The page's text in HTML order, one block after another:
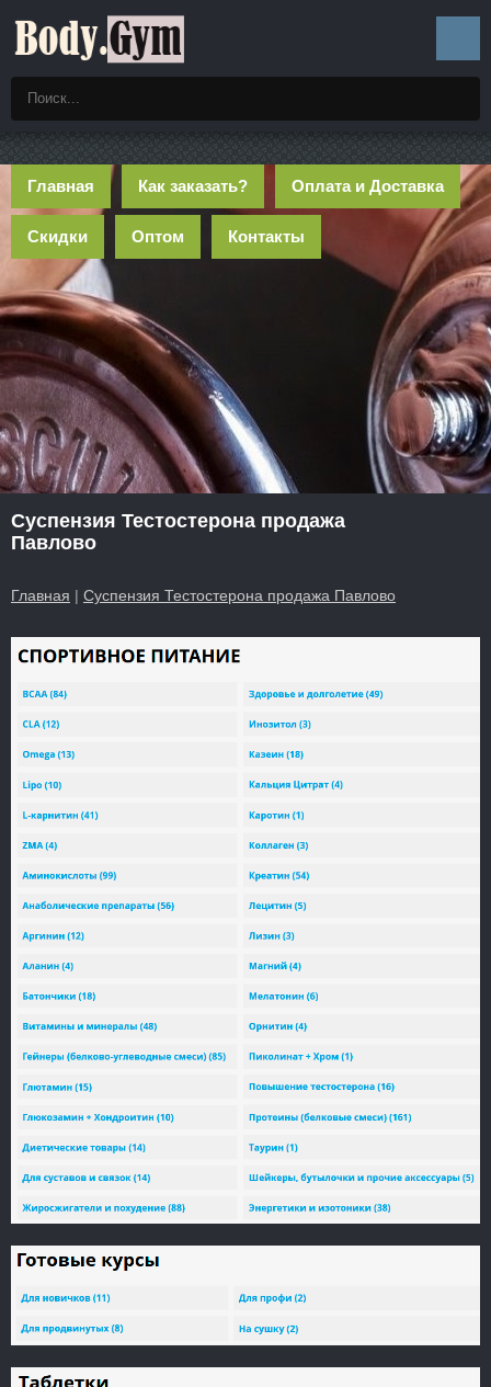
Главная Как заказать? Оплата и Доставка
Скидки Оптом Контакты
Суспензия Тестостерона продажа
Павлово
Главная | Суспензия Тестостерона продажа Павлово